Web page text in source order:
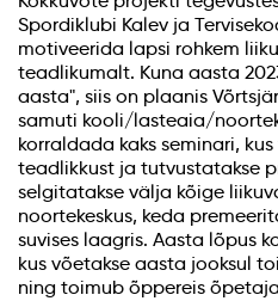
Spordiklubi Kalev ja
motiveerida lapsi rohkem
teadlikumalt. Kuna aasta
aasta", siis on plaanis
samuti kooli/lasteaia/
korraldada kaks seminari,
teadlikkust ja tutvustatakse
selgitatakse välja kõige
noortekeskus, keda
suvises laagris. Aasta lõpus
kus võetakse aasta jooksul
ning toimub õppereis